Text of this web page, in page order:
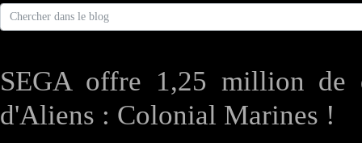
SEGA offre 1,25 million de
d'Aliens : Colonial Marines !